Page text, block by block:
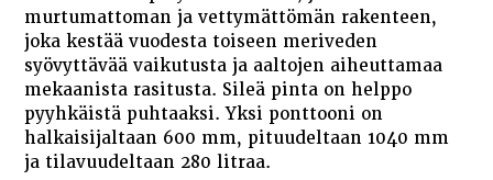
murtumattoman ja vettymättömän rakenteen,
joka kestää vuodesta toiseen meriveden
syövyttävää vaikutusta ja aaltojen aiheuttamaa
mekaanista rasitusta. Sileä pinta on helppo
pyyhkäistä puhtaaksi. Yksi ponttooni on
halkaisijaltaan 600 mm, pituudeltaan 1040 mm
ja tilavuudeltaan 280 litraa.